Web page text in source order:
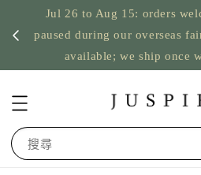
Jul 26 to Aug 15: orders
paused during our overseas
available; we ship once
搜尋